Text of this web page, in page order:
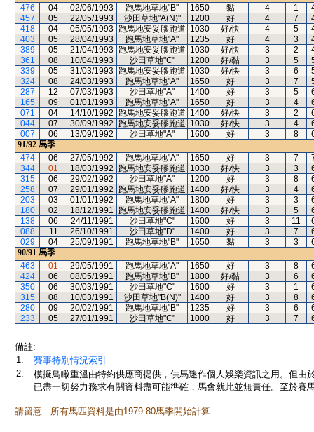
476
04 02/06/1993 跑馬地草地"B" 1650 黏 4 1
457
05 22/05/1993 沙田草地"A(N)" 1200 好 4 7
418
04 05/05/1993 跑馬地安妥膠跑道 1030 好/快 4 5
403
05 28/04/1993 跑馬地草地"A" 1235 好 4 3
389
05 21/04/1993 跑馬地安妥膠跑道 1030 好/快 3 2
361
08 10/04/1993 沙田草地"C" 1200 好/黏 3 5
339
05 31/03/1993 跑馬地安妥膠跑道 1030 好/快 3 6
324
08 24/03/1993 跑馬地草地"A" 1650 好 3 7
287
12 07/03/1993 沙田草地"A" 1400 好 3 5
165
09 01/01/1993 跑馬地草地"A" 1650 好 3 4
071
04 14/10/1992 跑馬地安妥膠跑道 1400 好/快 3 2
044
07 30/09/1992 跑馬地安妥膠跑道 1030 好/快 3 4
007
06 13/09/1992 沙田草地"A" 1600 好 3 8
91/92 馬季
474
06 27/05/1992 跑馬地草地"A" 1650 好 3 7
344
01 18/03/1992 跑馬地安妥膠跑道 1030 好/快 3 3
315
06 29/02/1992 沙田草地"A" 1200 好 3 8
258
07 29/01/1992 跑馬地安妥膠跑道 1400 好/快 3 4
203
03 01/01/1992 跑馬地草地"A" 1800 好 3 3
180
02 18/12/1991 跑馬地安妥膠跑道 1400 好/快 3 5
138
06 24/11/1991 沙田草地"C" 1600 好 3 11
088
11 26/10/1991 沙田草地"D" 1400 好 3 7
029
04 25/09/1991 跑馬地草地"B" 1650 黏 3 3
90/91 馬季
463
01 29/05/1991 跑馬地草地"A" 1650 好 3 8
424
06 08/05/1991 跑馬地草地"B" 1800 好/黏 3 6
350
06 30/03/1991 沙田草地"C" 1600 好 3 1
315
08 10/03/1991 沙田草地"B(N)" 1400 好 3 8
280
09 20/02/1991 跑馬地草地"B" 1235 好 3 6
233
05 27/01/1991 沙田草地"C" 1000 好 3 7
備註:
1.
賽事特別情況索引
2.
模擬鳥瞰重溫由特約供應商提供，供馬迷作個人娛樂資訊之用。但
已盡一切努力務求有關資料盡可能準確，馬會就此並無責任。至於賽
請留意 : 所有馬匹資料是由1979-80馬季開始計算